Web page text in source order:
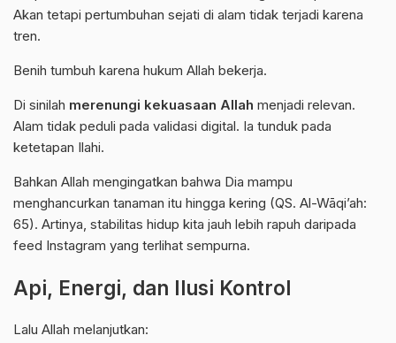
Akan tetapi pertumbuhan sejati di alam tidak terjadi karena
tren.
Benih tumbuh karena hukum Allah bekerja.
Di sinilah merenungi kekuasaan Allah menjadi relevan.
Alam tidak peduli pada validasi digital. Ia tunduk pada
ketetapan Ilahi.
Bahkan Allah mengingatkan bahwa Dia mampu
menghancurkan tanaman itu hingga kering (QS. Al-Wāqi’ah:
65). Artinya, stabilitas hidup kita jauh lebih rapuh daripada
feed Instagram yang terlihat sempurna.
Api, Energi, dan Ilusi Kontrol
Lalu Allah melanjutkan: